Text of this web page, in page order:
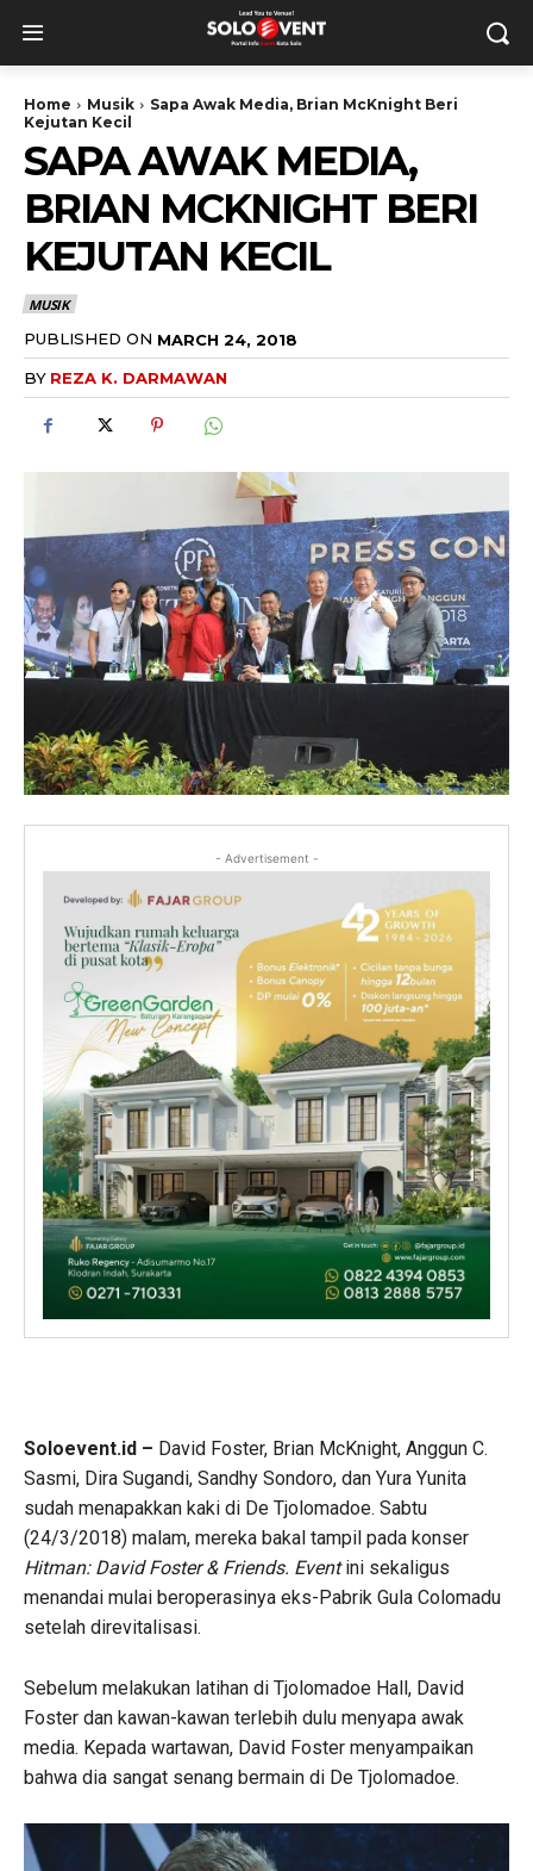
Home Musik
Sapa Awak Media, Brian McKnight Beri
Kejutan Kecil
SAPA AWAK MEDIA,
BRIAN MCKNIGHT BERI
KEJUTAN KECIL
MUSIK
PUBLISHED ON MARCH 24, 2018
BY REZA K. DARMAWAN
- Advertisement -
Soloevent.id – David Foster, Brian McKnight, Anggun C.
Sasmi, Dira Sugandi, Sandhy Sondoro, dan Yura Yunita
sudah menapakkan kaki di De Tjolomadoe. Sabtu
(24/3/2018) malam, mereka bakal tampil pada konser
Hitman: David Foster & Friends. Eventini sekaligus
menandai mulai beroperasinya eks-Pabrik Gula Colomadu
setelah direvitalisasi.
Sebelum melakukan latihan di Tjolomadoe Hall, David
Foster dan kawan-kawan terlebih dulu menyapa awak
media. Kepada wartawan, David Foster menyampaikan
bahwa dia sangat senang bermain di De Tjolomadoe.